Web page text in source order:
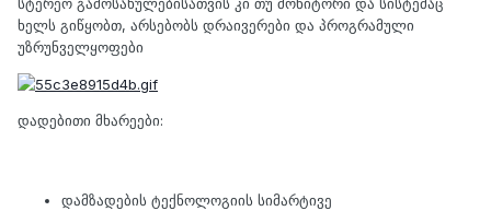
ხელს გიწყობთ, არსებობს დრაივერები და პროგრამული
უზრუნველყოფები
დადებითი მხარეები:
დამზადების ტექნოლოგიის სიმარტივე